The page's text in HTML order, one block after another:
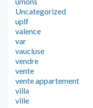
Uncategorized
uplf
valence
var
vaucluse
vendre
vente
vente appartement
villa
ville